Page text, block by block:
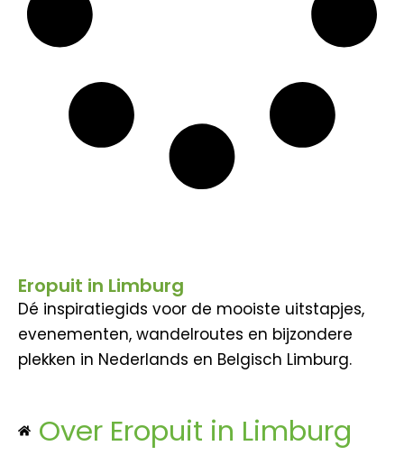
Eropuit in Limburg
Dé inspiratiegids voor de mooiste uitstapjes,
evenementen, wandelroutes en bijzondere
plekken in Nederlands en Belgisch Limburg.
Over Eropuit in Limburg